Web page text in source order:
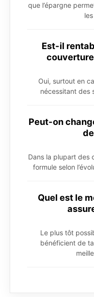
que l’épargne
Est-il
Oui, surtout en
nécessitant des
Peut-on
Dans la plupart des
formule selon
Quel est le
Le plus tôt
bénéficient de